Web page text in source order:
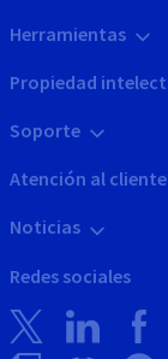
Herramientas
Propiedad
Soporte
Atención al
Noticias
Redes sociales